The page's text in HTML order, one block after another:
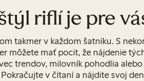
riflí je pre
takmer v každom šatníku. S
môžete mať pocit, že nájdenie
trendov, milovník pohodlia
Pokračujte v čítaní a nájdite svoj